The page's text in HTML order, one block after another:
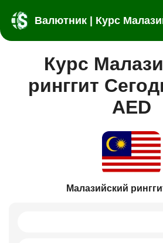
Валютник | Курс
Курс
ринггит
AED
Малазийский